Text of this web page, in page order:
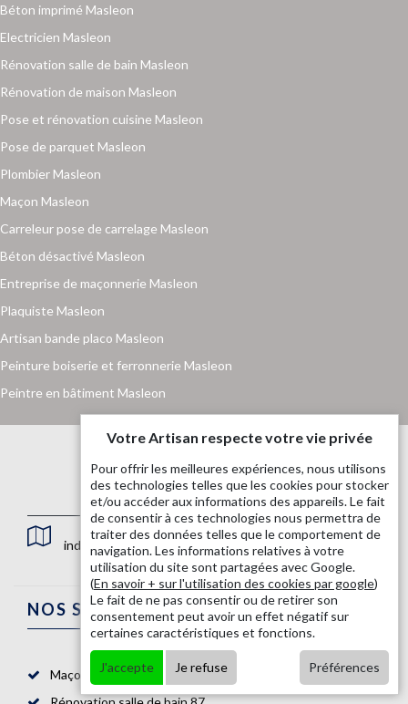
Béton imprimé Masleon
Electricien Masleon
Rénovation salle de bain Masleon
Rénovation de maison Masleon
Pose et rénovation cuisine Masleon
Pose de parquet Masleon
Plombier Masleon
Maçon Masleon
Carreleur pose de carrelage Masleon
Béton désactivé Masleon
Entreprise de maçonnerie Masleon
Plaquiste Masleon
Artisan bande placo Masleon
Peinture boiserie et ferronnerie Masleon
Peintre en bâtiment Masleon
indisponible
NOS SERVICES
Maçon 87
Votre Artisan respecte votre vie privée
Pour offrir les meilleures expériences, nous utilisons
des technologies telles que les cookies pour stocker
et/ou accéder aux informations des appareils. Le fait
de consentir à ces technologies nous permettra de
traiter des données telles que le comportement de
navigation. Les informations relatives à votre
utilisation du site sont partagées avec Google.
(En savoir + sur l'utilisation des cookies par google)
Le fait de ne pas consentir ou de retirer son
consentement peut avoir un effet négatif sur
certaines caractéristiques et fonctions.
J'accepte Je refuse Préférences